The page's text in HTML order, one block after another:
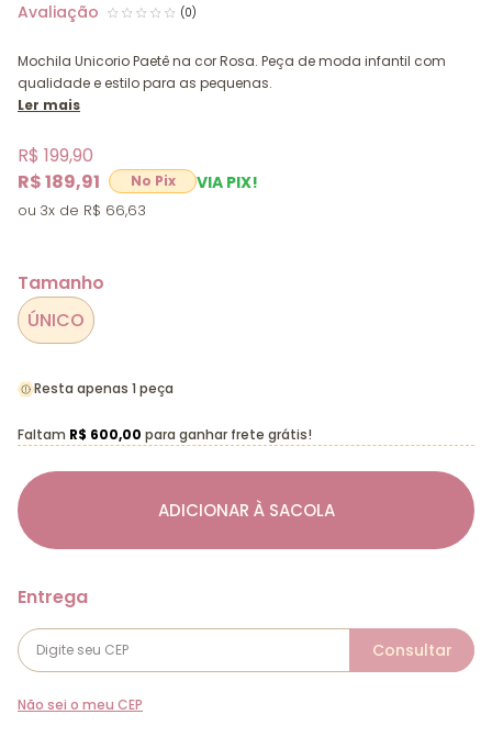
(0)
Mochila Unicorio Paetê na cor Rosa. Peça de moda infantil com
qualidade e estilo para as pequenas.
Ler mais
R$ 189,91 VIA PIX!
R$ 199,90
3x R$ 66,63
Tamanho
ÚNICO
ADICIONAR À SACOLA
Resta apenas 1 peça
Faltam R$ 600,00 para ganhar frete grátis!
Não sei o meu CEP